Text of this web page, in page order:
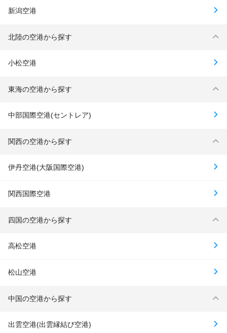
新潟空港
北陸の空港から探す
小松空港
東海の空港から探す
中部国際空港(セントレア)
関西の空港から探す
伊丹空港(大阪国際空港)
関西国際空港
四国の空港から探す
高松空港
松山空港
中国の空港から探す
出雲空港(出雲縁結び空港)